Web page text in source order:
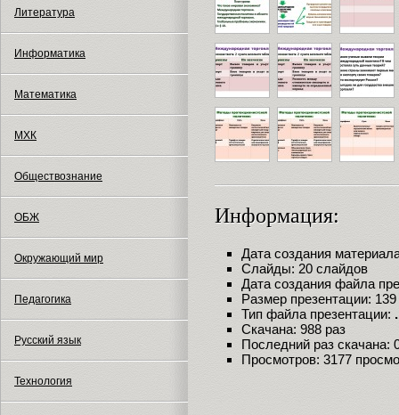
Литература
Информатика
Математика
МХК
Обществознание
ОБЖ
Окружающий мир
Педагогика
Русский язык
Технология
Информация:
Дата создания
Слайды: 20 слайдов
Дата создания файла
Размер презентации:
Тип файла презентации:
Скачана: 988 раз
Последний раз скачана:
Просмотров: 3177